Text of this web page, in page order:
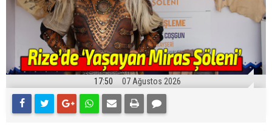
17:50 07 Ağustos 2026